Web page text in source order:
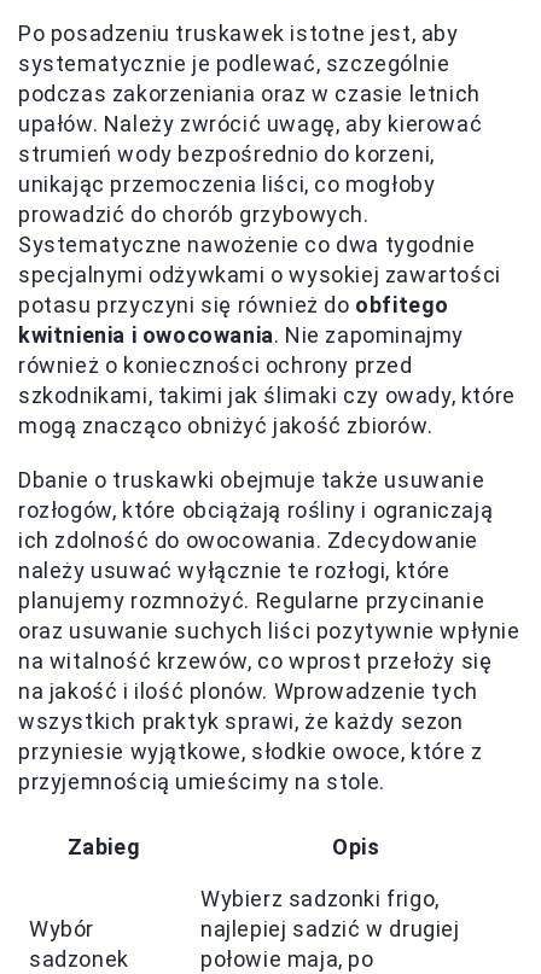
Po posadzeniu truskawek istotne jest, aby
systematycznie je podlewać, szczególnie
podczas zakorzeniania oraz w czasie letnich
upałów. Należy zwrócić uwagę, aby kierować
strumień wody bezpośrednio do korzeni,
unikając przemoczenia liści, co mogłoby
prowadzić do chorób grzybowych.
Systematyczne nawożenie co dwa tygodnie
specjalnymi odżywkami o wysokiej zawartości
potasu przyczyni się również do obfitego
kwitnienia i owocowania. Nie zapominajmy
również o konieczności ochrony przed
szkodnikami, takimi jak ślimaki czy owady, które
mogą znacząco obniżyć jakość zbiorów.
Dbanie o truskawki obejmuje także usuwanie
rozłogów, które obciążają rośliny i ograniczają
ich zdolność do owocowania. Zdecydowanie
należy usuwać wyłącznie te rozłogi, które
planujemy rozmnożyć. Regularne przycinanie
oraz usuwanie suchych liści pozytywnie wpłynie
na witalność krzewów, co wprost przełoży się
na jakość i ilość plonów. Wprowadzenie tych
wszystkich praktyk sprawi, że każdy sezon
przyniesie wyjątkowe, słodkie owoce, które z
przyjemnością umieścimy na stole.
Zabieg Opis
Wybór
sadzonek
Wybierz sadzonki frigo,
najlepiej sadzić w drugiej
połowie maja, po